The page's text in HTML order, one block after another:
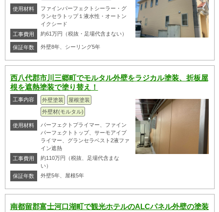
使用材料
ファインパーフェクトシーラー・グ
ランセラトップ１液水性・オートン
イクシード
工事費用
約61万円（税抜・足場代含まない）
保証年数 外壁8年、シーリング5年
西八代郡市川三郷町でモルタル外壁をラジカル塗装、折板屋
根を遮熱塗装で塗り替え！
工事内容 外壁塗装
屋根塗装
外壁材(モルタル)
使用材料
パーフェクトプライマー、ファイン
パーフェクトトップ、サーモアイプ
ライマー、グランセラベスト2液ファ
イン遮熱
工事費用
約110万円（税抜、足場代含まな
い）
保証年数
外壁5年、屋根5年
南都留郡富士河口湖町で観光ホテルのALCパネル外壁の塗装